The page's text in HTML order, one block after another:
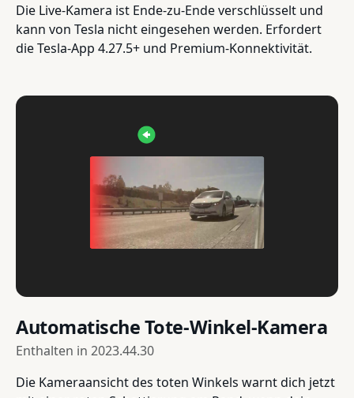
Die Live-Kamera ist Ende-zu-Ende verschlüsselt und
kann von Tesla nicht eingesehen werden. Erfordert
die Tesla-App 4.27.5+ und Premium-Konnektivität.
Automatische Tote-Winkel-Kamera
Enthalten in 2023.44.30
Die Kameraansicht des toten Winkels warnt dich jetzt